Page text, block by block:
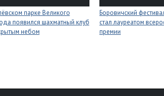
парке Великого
появился шахматный клуб
небом
Боровичский
стал лауреатом
премии